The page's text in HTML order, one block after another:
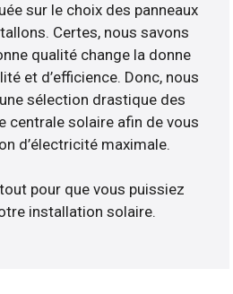
sur le choix des panneaux
Certes, nous savons
qualité change la donne
et d’efficience. Donc, nous
sélection drastique des
centrale solaire afin de vous
d’électricité maximale.
pour que vous puissiez
installation solaire.